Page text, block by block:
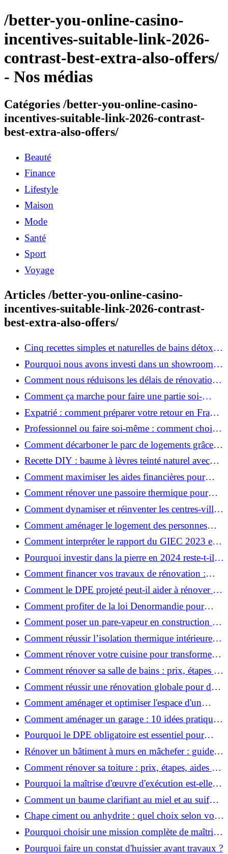
/better-you-online-casino-
incentives-suitable-link-2026-
contrast-best-extra-also-offers/
- Nos médias
Catégories /better-you-online-casino-
incentives-suitable-link-2026-contrast-
best-extra-also-offers/
Beauté
Finance
Lifestyle
Maison
Mode
Santé
Sport
Voyage
Articles /better-you-online-casino-
incentives-suitable-link-2026-contrast-
best-extra-also-offers/
Cinq recettes simples et naturelles de bains détox
maison
Pourquoi nous avons investi dans un showroom-
atelier et ce que cela apporte aux clients
Comment nous réduisons les délais de rénovation à
3 mois au lieu de 6?
Comment ça marche pour faire une partie soi-
même et nous confier le reste ?
Expatrié : comment préparer votre retour en France
et rénover votre bien à distance ?
Professionnel ou faire soi-même : comment choisir
pour votre rénovation ?
Comment décarboner le parc de logements grâce à
la rénovation énergétique ?
Recette DIY : baume à lèvres teinté naturel avec
SPF
Comment maximiser les aides financières pour
votre rénovation ?
Comment rénover une passoire thermique pour
une maison durable ?
Comment dynamiser et réinventer les centres-villes
avec Action Cœur de Ville ?
Comment aménager le logement des personnes
âgées et obtenir des aides financières ?
Comment interpréter le rapport du GIEC 2023 et
en retenir l'essentiel ?
Pourquoi investir dans la pierre en 2024 reste-t-il
un choix sûr ?
Comment financer vos travaux de rénovation :
aides, prêts et solutions pratiques ?
Comment le DPE projeté peut-il aider à rénover et
valoriser votre bien ?
Comment profiter de la loi Denormandie pour
investir dans l'ancien et défiscaliser ?
Comment poser un pare-vapeur en construction et
rénovation : rôle et erreurs à éviter?
Comment réussir l’isolation thermique intérieure
pour une maison économe en énergie ?
Comment rénover votre cuisine pour transformer
votre espace de vie ?
Comment rénover sa salle de bains : prix, étapes et
astuces ?
Comment réussir une rénovation globale pour des
économies et un confort durables?
Comment aménager et optimiser l'espace d'un
studio : 10 astuces pratiques ?
Comment aménager un garage : 10 idées pratiques
et efficaces ?
Pourquoi le DPE obligatoire est essentiel pour
vendre ou louer un bien ?
Rénover un bâtiment à murs en mâchefer : guide
pratique et solutions
Comment rénover sa toiture : prix, étapes, aides et
réglementation ?
Pourquoi la maîtrise d'œuvre d'exécution est-elle
indispensable pour vos chantiers ?
Comment un baume clarifiant au miel et au suif
peut-il purifier la peau ?
Chape ciment ou anhydrite : quel choix selon votre
projet ?
Pourquoi choisir une mission complète de maîtrise
d’œuvre pour réussir vos projets?
Pourquoi faire un constat d'huissier avant travaux ?